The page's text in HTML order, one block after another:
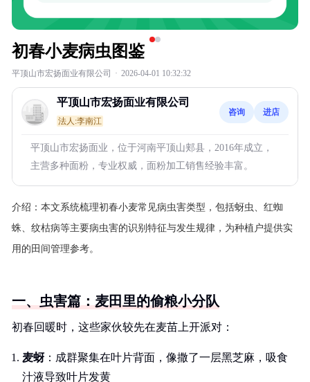
初春小麦病虫图鉴
平顶山市宏扬面业有限公司 · 2026-04-01 10:32:32
平顶山市宏扬面业有限公司
法人:李南江
咨询 进店
平顶山市宏扬面业，位于河南平顶山郏县，2016年成立，
主营多种面粉，专业权威，面粉加工销售经验丰富。
介绍： 本文系统梳理初春小麦常见病虫害类型，包括蚜虫、红蜘
蛛、纹枯病等主要病虫害的识别特征与发生规律，为种植户提供实
用的田间管理参考。
一、虫害篇：麦田里的偷粮小分队
初春回暖时，这些家伙较先在麦苗上开派对：
麦蚜：成群聚集在叶片背面，像撒了一层黑芝麻，吸食
汁液导致叶片发黄